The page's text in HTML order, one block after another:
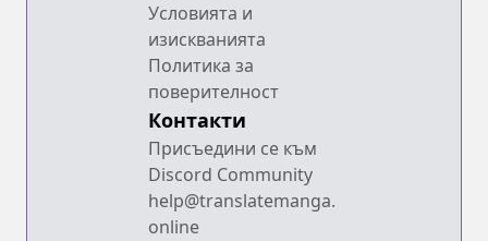
Условията и
изискванията
Политика за
поверителност
Контакти
Присъедини се към
Discord Community
help@translatemanga.
online